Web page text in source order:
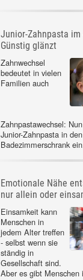
Junior-Zahnpasta im
Günstig glänzt
Zahnwechsel
bedeutet in vielen
Familien auch
Zahnpastawechsel:
Junior-Zahnpasta in den
Badezimmerschrank
Emotionale Nähe
nur allein oder
Einsamkeit kann
Menschen in
jedem Alter treffen
- selbst wenn sie
ständig in
Gesellschaft sind.
Aber es gibt